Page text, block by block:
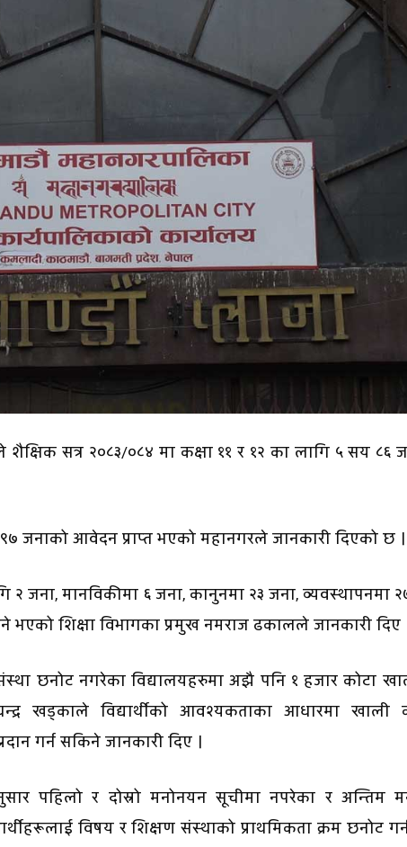
सत्र २०८३/०८४ मा कक्षा ११ र १२ का लागि ५ सय ८६
जनाको आवेदन प्राप्त भएको महानगरले जानकारी दिएको छ ।
जना, मानविकीमा ६ जना, कानुनमा २३ जना, व्यवस्थापनमा
हुने भएको शिक्षा विभागका प्रमुख नमराज ढकालले जानकारी दिए
छनोट नगरेका विद्यालयहरुमा अझै पनि १ हजार कोटा
खड्काले विद्यार्थीको आवश्यकताका आधारमा खाली
गर्न सकिने जानकारी दिए ।
पहिलो र दोस्रो मनोनयन सूचीमा नपरेका र अन्तिम
विषय र शिक्षण संस्थाको प्राथमिकता क्रम छनोट